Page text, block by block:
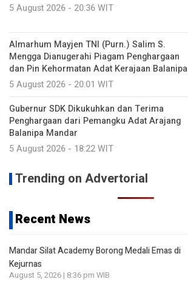
5 August 2026 - 20:36 WIT
Almarhum Mayjen TNI (Purn.) Salim S.
Mengga Dianugerahi Piagam Penghargaan
dan Pin Kehormatan Adat Kerajaan Balanipa
5 August 2026 - 20:01 WIT
Gubernur SDK Dikukuhkan dan Terima
Penghargaan dari Pemangku Adat Arajang
Balanipa Mandar
5 August 2026 - 18:22 WIT
Trending on Advertorial
Recent News
Mandar Silat Academy Borong Medali Emas di
Kejurnas
August 5, 2026 | 8:36 pm WIB